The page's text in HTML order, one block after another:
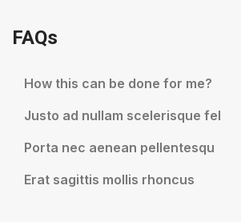
FAQs
How this can be done for me?
Justo ad nullam scelerisque fel
Porta nec aenean pellentesqu
Erat sagittis mollis rhoncus